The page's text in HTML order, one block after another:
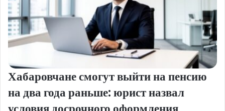
Хабаровчане смогут выйти на пенсию
на два года раньше: юрист назвал